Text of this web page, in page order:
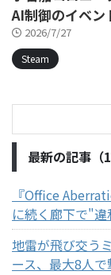
AI制御のイベン
2026/7/27
Steam
最新の記事（
『Office
に続く廊下で"
地雷が飛び交う
ース、最大8人